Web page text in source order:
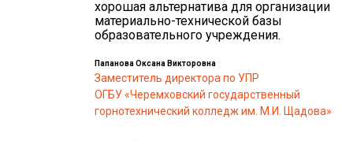
хорошая альтернатива для организации
материально-технической базы
образовательного учреждения.
Папанова Оксана Викторовна
Заместитель директора по УПР
ОГБУ «Черемховский государственный
горнотехнический колледж им. М.И. Щадова»